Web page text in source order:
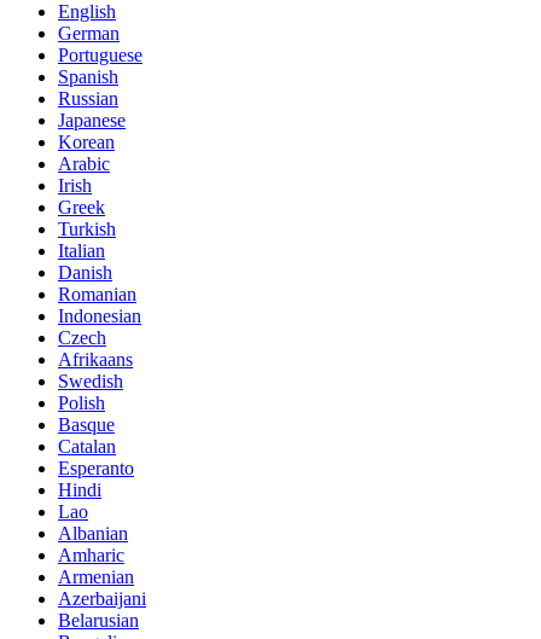
English
German
Portuguese
Spanish
Russian
Japanese
Korean
Arabic
Irish
Greek
Turkish
Italian
Danish
Romanian
Indonesian
Czech
Afrikaans
Swedish
Polish
Basque
Catalan
Esperanto
Hindi
Lao
Albanian
Amharic
Armenian
Azerbaijani
Belarusian